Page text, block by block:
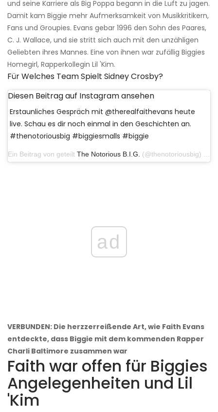
und seine Karriere als Big Poppa begann in die Luft zu jagen.
Damit kam Biggie mehr Aufmerksamkeit von Musikkritikern,
Fans und Groupies. Evans gebar 1996 den Sohn des Paares,
C. J. Wallace, und sie stritt sich auch mit den unzähligen
Geliebten ihres Mannes. Eine von ihnen war zufällig Biggies
Homegirl, Rapperkollegin Lil 'Kim.
Für Welches Team Spielt Sidney Crosby?
Diesen Beitrag auf Instagram ansehen
Erstaunliches Gespräch mit @therealfaithevans heute
live. Schau es dir noch einmal in den Geschichten an.
#thenotoriousbig #biggiesmalls #biggie
Ein Beitrag von geteilt The Notorious B.I.G. (@thenotoriousbig) am 10. April 2020 um 19:08 Uhr PDT
ad
VERBUNDEN: Die herzzerreißende Art, wie Faith Evans
entdeckte, dass Biggie mit dem kommenden Rapper
Charli Baltimore zusammen war
Faith war offen für Biggies
Angelegenheiten und Lil
'Kim